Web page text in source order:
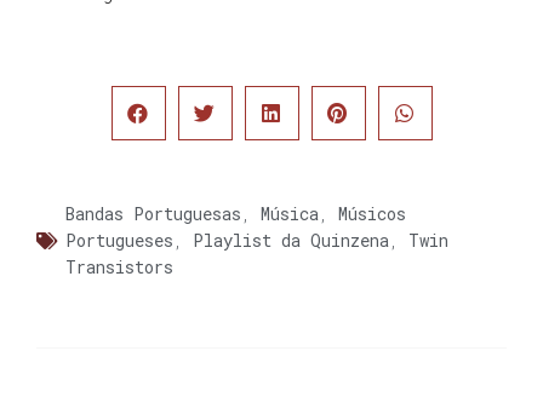
Bandas Portuguesas Música
Músicos
Portugueses
Playlist da Quinzena
Twin
Transistors